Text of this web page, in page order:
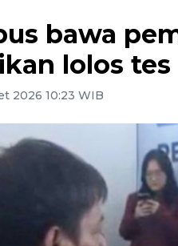
bawa
lolos tes
2026 10:23 WIB